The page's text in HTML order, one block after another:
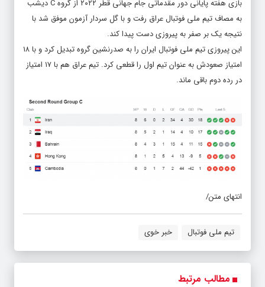
بازی هفته پایانی دور مقدماتی جام جهانی قطر ۲۰۲۲ از گروه C دیشب
به مصاف تیم ملی فوتبال عراق رفت و با گل سردار آزمون موفق شد با
نتیجه یک بر صفر به پیروزی دست پیدا کند.
این پیروزی تیم ملی فوتبال ایران را به صدرنشین گروه تبدیل کرد و با ۱۸
امتیاز صعودش به عنوان تیم اول را قطعی کرد. تیم عراق هم با ۱۷ امتیاز
در رده دوم باقی ماند.
انتهای متن/
تیم ملی فوتبال خبر خوی
مطالب مرتبط